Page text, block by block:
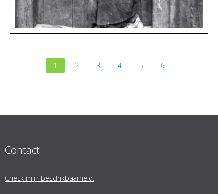
1 2 3 4 5 6
Contact
Check mijn beschikbaarheid.